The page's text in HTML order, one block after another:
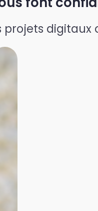
projets